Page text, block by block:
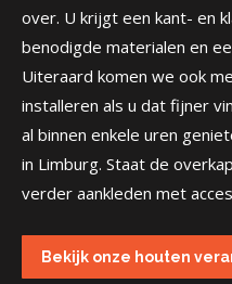
over. U krijgt een kant- en
benodigde materialen en
Uiteraard komen we ook
installeren als u dat fijner
al binnen enkele uren
in Limburg. Staat de
verder aankleden met
Bekijk onze houten